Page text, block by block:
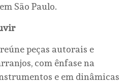
São Paulo.
peças autorais e
com ênfase na
e em dinâmicas